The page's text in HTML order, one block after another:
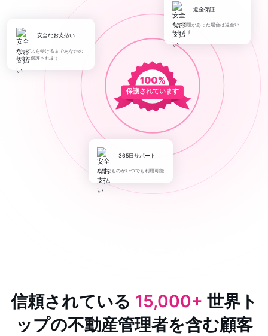
保護されています
安全なお支払い
サービスを受けるまであなたの
お金は保護されます
返金保証
何か問題があった場合は返金い
たします
365日サポート
必要なものがいつでも利用可能
信頼されている 15,000+ 世界ト
ップの不動産管理者を含む顧客